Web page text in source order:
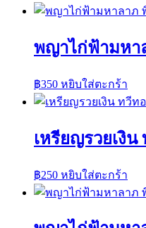
พญาไก่ฟ้ามหา
฿350 หยิบใส่ตะกร้า
เหรียญรวยเงิ
฿250 หยิบใส่ตะกร้า